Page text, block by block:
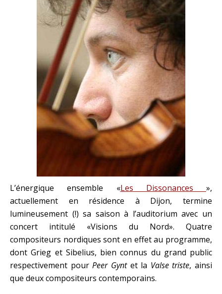
L’énergique ensemble «Les Dissonances »,
actuellement en résidence à Dijon, termine
lumineusement (!) sa saison à l’auditorium avec un
concert intitulé «Visions du Nord». Quatre
compositeurs nordiques sont en effet au programme,
dont Grieg et Sibelius, bien connus du grand public
respectivement pourPeer Gyntet la Valse triste, ainsi
que deux compositeurs contemporains.